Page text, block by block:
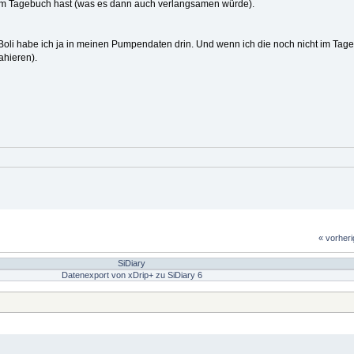
hast (was es dann auch verlangsamen würde).
habe ich ja in meinen Pumpendaten drin. Und wenn ich die noch nicht im
«
SiDiary
Datenexport von xDrip+ zu SiDiary 6